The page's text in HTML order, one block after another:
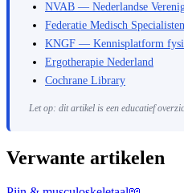
NVAB — Nederlandse
Federatie Medisch
KNGF — Kennisplatform
Ergotherapie Nederland
Cochrane Library
Let op: dit artikel is een educatief
Verwante artikelen